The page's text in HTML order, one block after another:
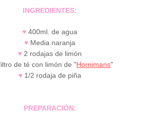
INGREDIENTES:
♥ 400ml. de agua
♥ Media naranja
♥ 2 rodajas de limón
de té con limón de "Hornimans"
♥ 1/2 rodaja de piña
PREPARACIÓN: